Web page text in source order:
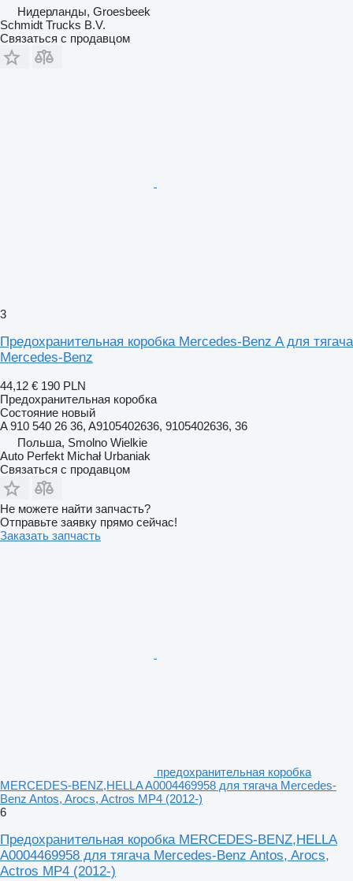
Нидерланды, Groesbeek
Schmidt Trucks B.V.
Связаться с продавцом
3
Предохранительная коробка Mercedes-Benz A для тягача
Mercedes-Benz
44,12 € 190 PLN
Предохранительная коробка
Состояние новый
A 910 540 26 36, A9105402636, 9105402636, 36
Польша, Smolno Wielkie
Auto Perfekt Michał Urbaniak
Связаться с продавцом
Не можете найти запчасть?
Отправьте заявку прямо сейчас!
Заказать запчасть
предохранительная коробка
MERCEDES-BENZ,HELLA A0004469958 для тягача Mercedes-
Benz Antos, Arocs, Actros MP4 (2012-)
6
Предохранительная коробка MERCEDES-BENZ,HELLA
A0004469958 для тягача Mercedes-Benz Antos, Arocs,
Actros MP4 (2012-)